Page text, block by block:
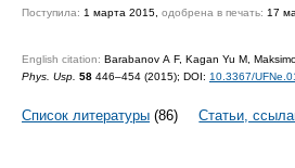
Поступила: 1 марта 2015, одобрена в печать: 17
English citation: Barabanov A F, Kagan Yu M,
Phys. Usp. 58 446–454 (2015); DOI: 10.3367/
Список литературы (86) Статьи,